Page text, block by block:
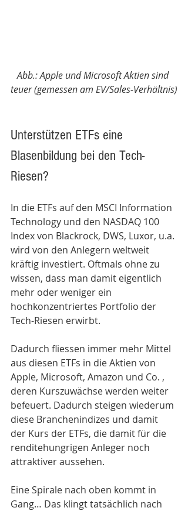
Abb.: Apple und Microsoft Aktien sind
teuer (gemessen am EV/Sales-Verhältnis)
Unterstützen ETFs eine
Blasenbildung bei den Tech-
Riesen?
In die ETFs auf den MSCI Information
Technology und den NASDAQ 100
Index von Blackrock, DWS, Luxor, u.a.
wird von den Anlegern weltweit
kräftig investiert. Oftmals ohne zu
wissen, dass man damit eigentlich
mehr oder weniger ein
hochkonzentriertes Portfolio der
Tech-Riesen erwirbt.
Dadurch fliessen immer mehr Mittel
aus diesen ETFs in die Aktien von
Apple, Microsoft, Amazon und Co. ,
deren Kurszuwächse werden weiter
befeuert. Dadurch steigen wiederum
diese Branchenindizes und damit
der Kurs der ETFs, die damit für die
renditehungrigen Anleger noch
attraktiver aussehen.
Eine Spirale nach oben kommt in
Gang… Das klingt tatsächlich nach